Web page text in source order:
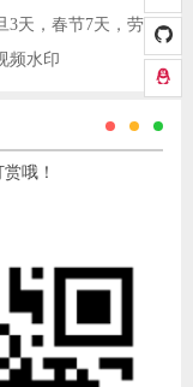
国务院今天发布2021节假日安排，元旦3天，春节7天，劳动节5天
频水印
哦！